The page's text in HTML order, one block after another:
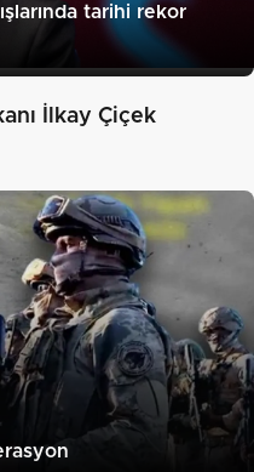
tarihi rekor
İlkay Çiçek